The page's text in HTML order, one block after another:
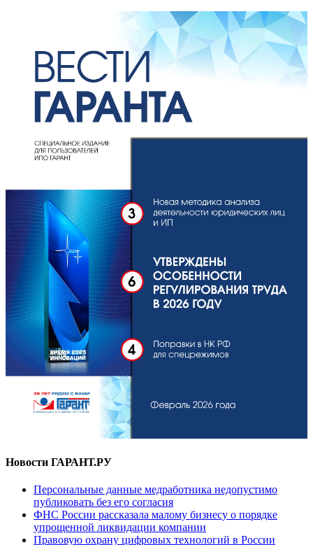
Новости ГАРАНТ.РУ
Персональные данные медработника недопустимо
публиковать без его согласия
ФНС России рассказала малому бизнесу о порядке
упрощенной ликвидации компании
Правовую охрану цифровых технологий в России